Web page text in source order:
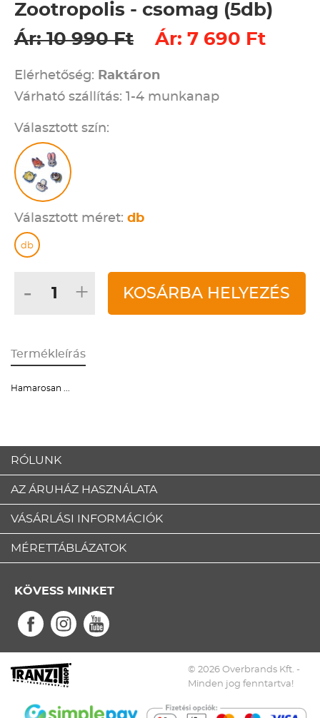
Zootropolis - csomag (5db)
Ár: 10 990 Ft
Ár: 7 690 Ft
Elérhetőség: Raktáron
Várható szállítás: 1-4 munkanap
Választott szín:
Választott méret: db
db
- + KOSÁRBA HELYEZÉS
Termékleírás
Hamarosan ...
RÓLUNK
AZ ÁRUHÁZ HASZNÁLATA
VÁSÁRLÁSI INFORMÁCIÓK
MÉRETTÁBLÁZATOK
KÖVESS MINKET
© 2026 Overbrands Kft. -
Minden jog fenntartva!